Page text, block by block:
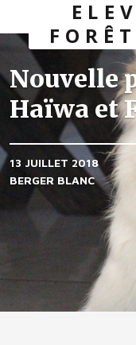
Nouvelle
Haïwa et
13 JUILLET 2018
BERGER BLANC